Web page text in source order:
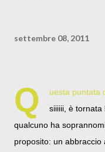
settembre 08, 2011
Q uesta puntata
siiiiii, è
qualcuno ha
proposito: un abbraccio